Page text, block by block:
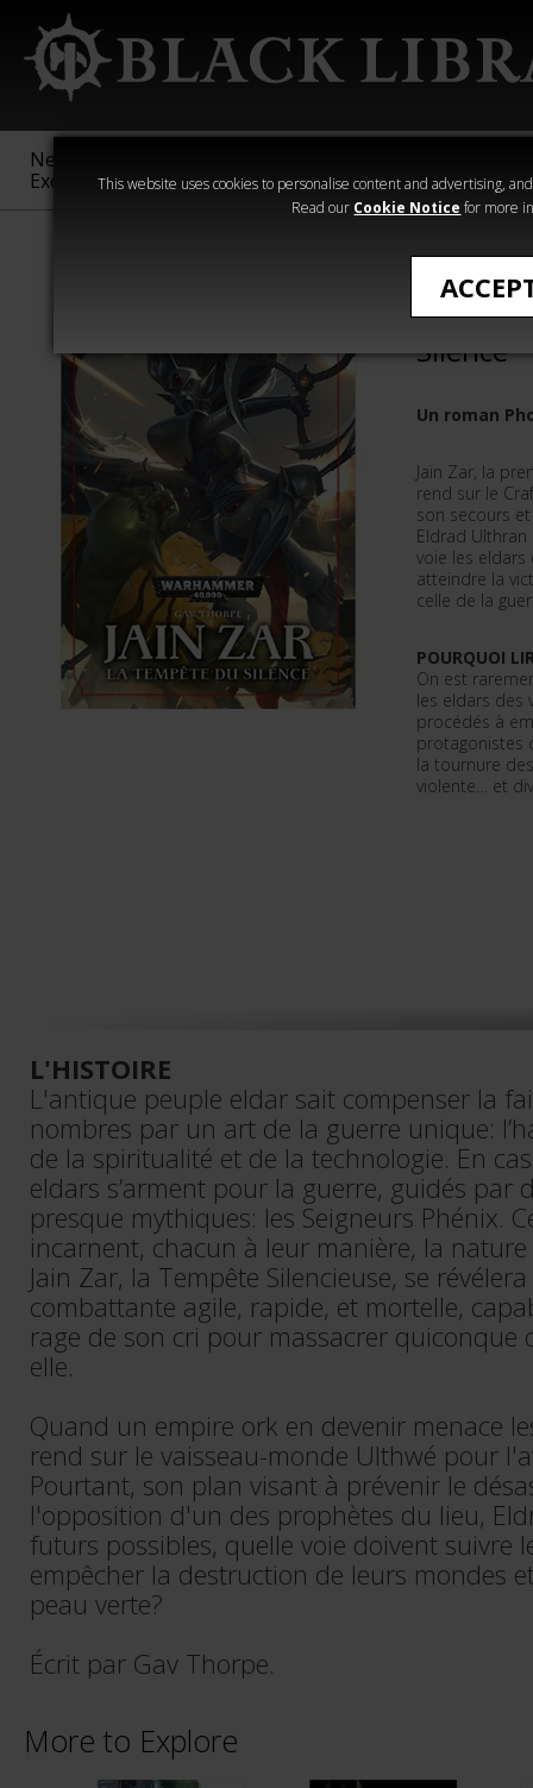
This website uses cookies to personalise content and advertising,
Read our Cookie Notice for more
New &
Exclusive
Sigmar
40,000
Heresy
Jain
Silence
Un roman
Jain Zar, la
rend sur le
son secours
Eldrad
voie les
atteindre la
celle de la
POURQUOI
On est
les eldars des
procédés à
protagonistes
la tournure
violente… et
L'HISTOIRE
L'antique peuple eldar sait compenser la
nombres par un art de la guerre unique:
de la spiritualité et de la technologie. En
eldars s’arment pour la guerre, guidés par
presque mythiques: les Seigneurs Phénix.
incarnent, chacun à leur manière, la
Jain Zar, la Tempête Silencieuse, se
combattante agile, rapide, et mortelle,
rage de son cri pour massacrer quiconque
elle.
Quand un empire ork en devenir menace
rend sur le vaisseau-monde Ulthwé pour
Pourtant, son plan visant à prévenir le
l'opposition d'un des prophètes du lieu,
futurs possibles, quelle voie doivent suivre
empêcher la destruction de leurs mondes
peau verte?
Écrit par Gav Thorpe.
More to Explore